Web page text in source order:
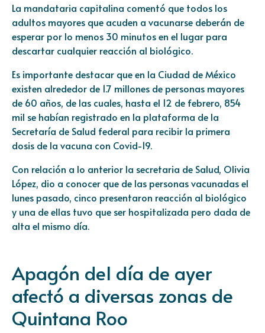
La mandataria capitalina comentó que todos los
adultos mayores que acuden a vacunarse deberán de
esperar por lo menos 30 minutos en el lugar para
descartar cualquier reacción al biológico.
Es importante destacar que en la Ciudad de México
existen alrededor de 1.7 millones de personas mayores
de 60 años, de las cuales, hasta el 12 de febrero, 854
mil se habían registrado en la plataforma de la
Secretaría de Salud federal para recibir la primera
dosis de la vacuna con Covid-19.
Con relación a lo anterior la secretaria de Salud, Olivia
López, dio a conocer que de las personas vacunadas el
lunes pasado, cinco presentaron reacción al biológico
y una de ellas tuvo que ser hospitalizada pero dada de
alta el mismo día.
Apagón del día de ayer
afectó a diversas zonas de
Quintana Roo